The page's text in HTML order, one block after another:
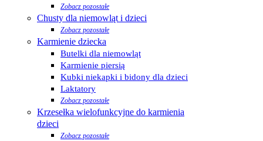
Zobacz pozostałe
Chusty dla niemowląt i dzieci
Zobacz pozostałe
Karmienie dziecka
Butelki dla niemowląt
Karmienie piersią
Kubki niekapki i bidony dla dzieci
Laktatory
Zobacz pozostałe
Krzesełka wielofunkcyjne do karmienia
dzieci
Zobacz pozostałe